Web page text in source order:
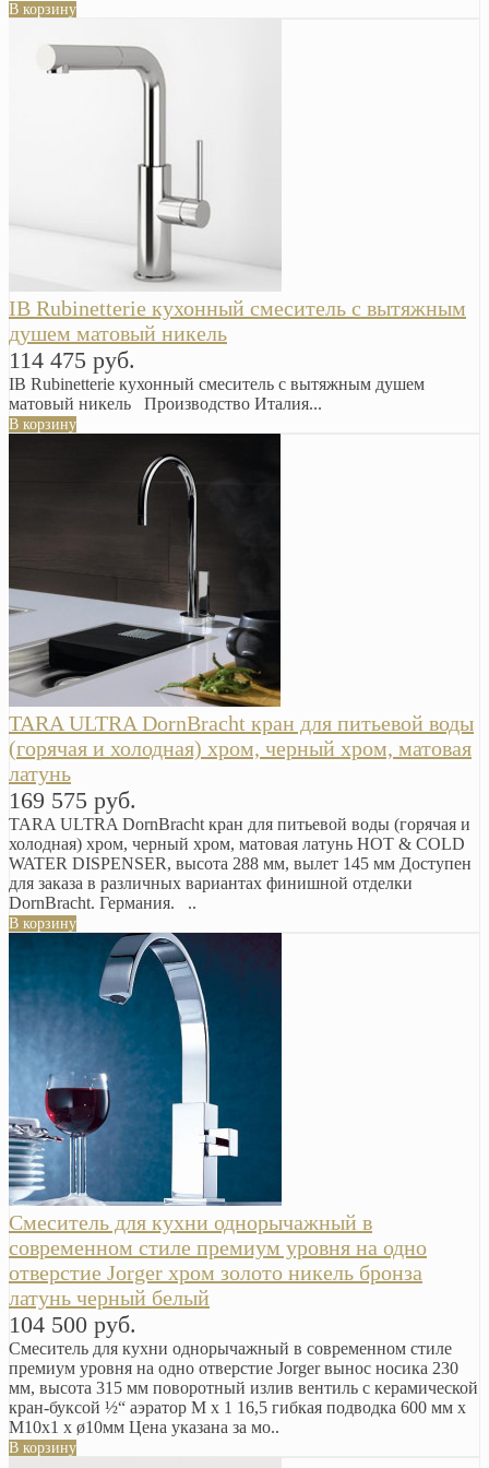
В корзину
IB Rubinetterie кухонный смеситель с вытяжным
душем матовый никель
114 475 руб.
IB Rubinetterie кухонный смеситель с вытяжным душем
матовый никель Производство Италия...
В корзину
TARA ULTRA DornBracht кран для питьевой воды
(горячая и холодная) хром, черный хром, матовая
латунь
169 575 руб.
TARA ULTRA DornBracht кран для питьевой воды (горячая и
холодная) хром, черный хром, матовая латунь HOT & COLD
WATER DISPENSER, высота 288 мм, вылет 145 мм Доступен
для заказа в различных вариантах финишной отделки
DornBracht. Германия. ..
В корзину
Смеситель для кухни однорычажный в
современном стиле премиум уровня на одно
отверстие Jorger хром золото никель бронза
латунь черный белый
104 500 руб.
Смеситель для кухни однорычажный в современном стиле
премиум уровня на одно отверстие Jorger вынос носика 230
мм, высота 315 мм поворотный излив вентиль с керамической
кран-буксой ½“ аэратор M x 1 16,5 гибкая подводка 600 мм х
М10х1 х ø10мм Цена указана за мо..
В корзину